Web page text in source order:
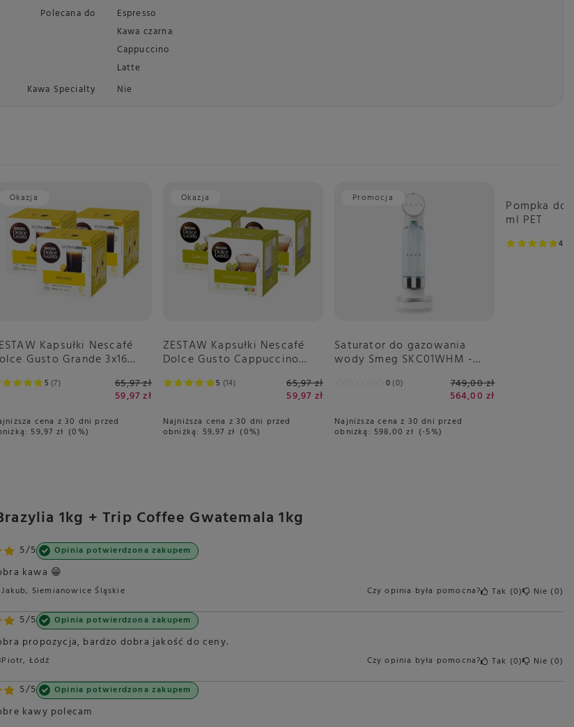
Polecana do
Espresso
Kawa czarna
Cappuccino
Latte
Kawa Specialty
Nie
Okazja
5 7
Kapsułki Nescafé
Gusto Grande 3x16
65,97 zł
59,97 zł
cena z 30 dni przed
59,97 zł 0%
Okazja
5 14
ZESTAW Kapsułki Nescafé
Dolce Gusto Cappuccino
65,97 zł
59,97 zł
Najniższa cena z 30 dni przed
obniżką: 59,97 zł 0%
Promocja
0 0
Saturator do gazowania
wody Smeg SKC01WHM -
749,00 zł
564,00 zł
Najniższa cena z 30 dni przed
obniżką: 598,00 zł -5%
Pompka do
ml PET
1kg + Trip Coffee Gwatemala 1kg
5/5 Opinia potwierdzona zakupem
kawa 😁
Jakub, Siemianowice Śląskie Czy opinia była pomocna? Tak 0 Nie 0
5/5 Opinia potwierdzona zakupem
propozycja, bardzo dobra jakość do ceny.
Piotr, Łódź Czy opinia była pomocna? Tak 0 Nie 0
5/5 Opinia potwierdzona zakupem
kawy polecam